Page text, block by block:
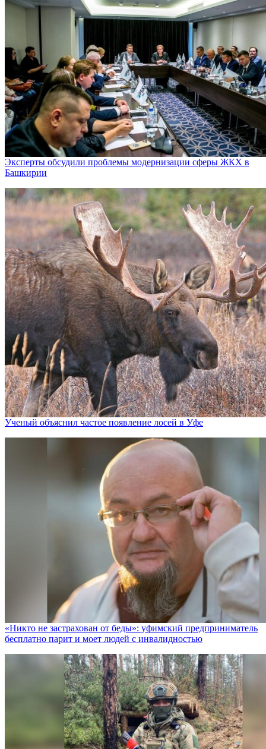
Эксперты обсудили проблемы модернизации сферы ЖКХ в
Башкирии
Ученый объяснил частое появление лосей в Уфе
«Никто не заcтрахован от беды»: уфимский предприниматель
бесплатно парит и моет людей с инвалидностью